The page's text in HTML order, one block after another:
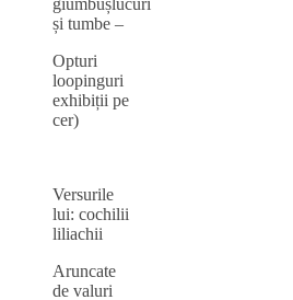
giumbușlucuri
și tumbe ‒
Opturi
loopinguri
exhibiții pe
cer)
Versurile
lui: cochilii
liliachii
Aruncate
de valuri